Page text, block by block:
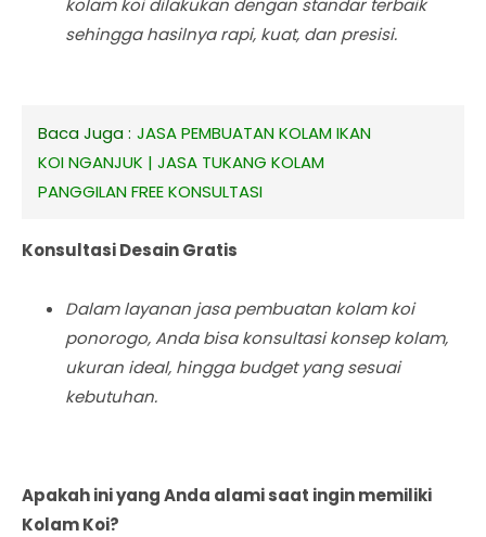
sehingga hasilnya rapi, kuat, dan presisi.
Baca Juga : JASA PEMBUATAN KOLAM IKAN
KOI NGANJUK | JASA TUKANG KOLAM
PANGGILAN FREE KONSULTASI
Konsultasi Desain Gratis
Dalam layanan jasa pembuatan kolam koi
ponorogo, Anda bisa konsultasi konsep kolam,
ukuran ideal, hingga budget yang sesuai
kebutuhan.
Apakah ini yang Anda alami saat ingin memiliki
Kolam Koi?